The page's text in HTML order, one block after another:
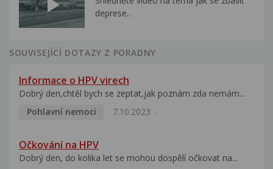
deprese..
SOUVISEJÍCÍ DOTAZY Z PORADNY
Informace o HPV virech
Dobrý den,chtěl bych se zeptat,jak poznám zda nemám...
Pohlavní nemoci
7.10.2023
Očkování na HPV
Dobrý den, do kolika let se mohou dospělí očkovat na...